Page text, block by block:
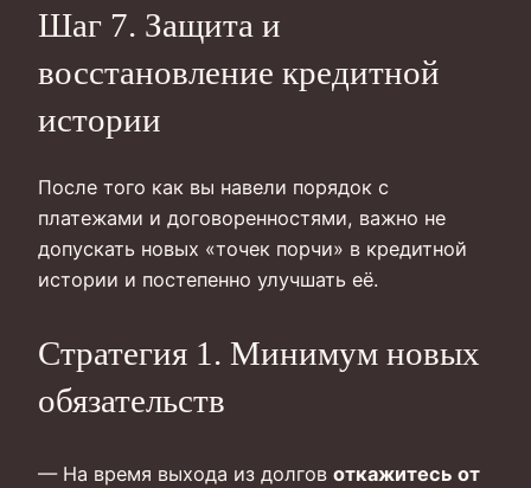
Шаг 7. Защита и
восстановление кредитной
истории
После того как вы навели порядок с
платежами и договоренностями, важно не
допускать новых «точек порчи» в кредитной
истории и постепенно улучшать её.
Стратегия 1. Минимум новых
обязательств
— На время выхода из долгов откажитесь от